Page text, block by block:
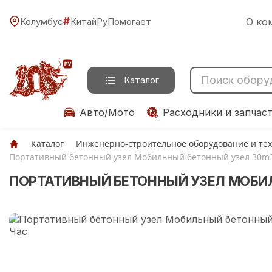
Колумбус#КитайРуПомогает О
Каталог
Авто/Мото Расходники и
Каталог Инженерно-строительное оборудование и
Портативный бетонный узел Мобильный бетонный узел
ПОРТАТИВНЫЙ БЕТОННЫЙ УЗЕЛ